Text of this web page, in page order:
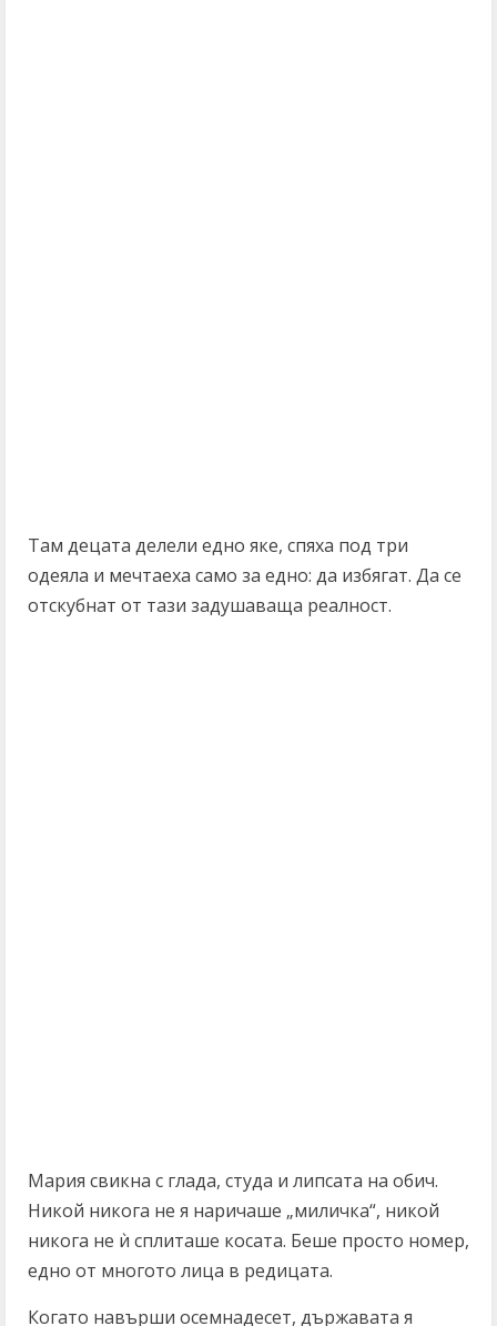
Там децата делели едно яке, спяха под три
одеяла и мечтаеха само за едно: да избягат. Да се
отскубнат от тази задушаваща реалност.
Мария свикна с глада, студа и липсата на обич.
Никой никога не я наричаше „миличка“, никой
никога не ѝ сплиташе косата. Беше просто номер,
едно от многото лица в редицата.
Когато навърши осемнадесет, държавата я